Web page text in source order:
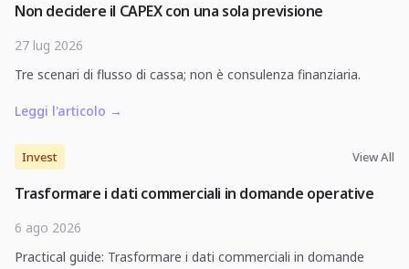
Non decidere il CAPEX con una sola previsione
27 lug 2026
Tre scenari di flusso di cassa; non è consulenza finanziaria.
Leggi l'articolo →
Invest View All
Trasformare i dati commerciali in domande operative
6 ago 2026
Practical guide: Trasformare i dati commerciali in domande